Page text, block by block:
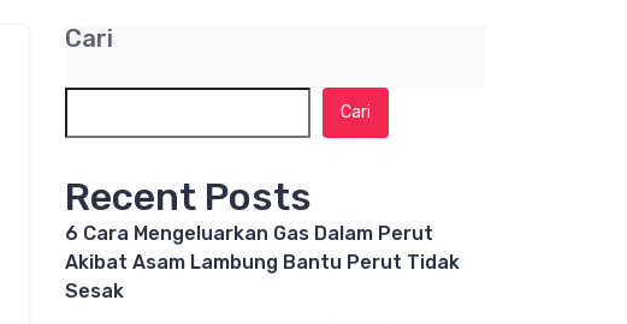
Cari
Cari
Recent Posts
6 Cara Mengeluarkan Gas Dalam Perut
Akibat Asam Lambung Bantu Perut Tidak
Sesak